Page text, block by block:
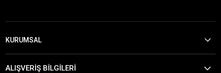
KURUMSAL
ALIŞVERİŞ BİLGİLERİ